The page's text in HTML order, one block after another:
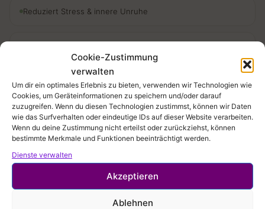
Cookie-Zustimmung
verwalten
Um dir ein optimales Erlebnis zu bieten, verwenden wir Technologien wie
Cookies, um Geräteinformationen zu speichern und/oder darauf
zuzugreifen. Wenn du diesen Technologien zustimmst, können wir Daten
wie das Surfverhalten oder eindeutige IDs auf dieser Website verarbeiten.
Wenn du deine Zustimmung nicht erteilst oder zurückziehst, können
bestimmte Merkmale und Funktionen beeinträchtigt werden.
Dienste verwalten
Akzeptieren
Ablehnen
Reduziert Stress & innere Unruhe
Stärkere Verbindung zu dir selbst
Verbesserte Schlafqualität
Körperliche Entspannung